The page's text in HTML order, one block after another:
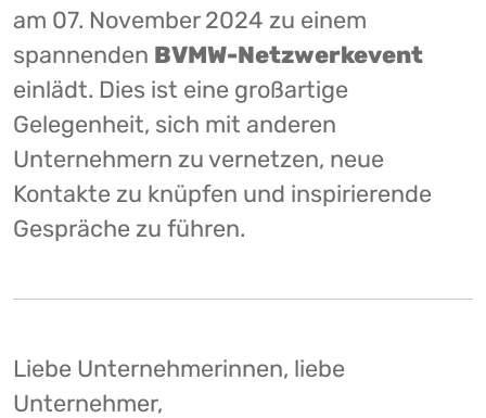
am 07. November 2024 zu einem
spannenden BVMW-Netzwerkevent
einlädt. Dies ist eine großartige
Gelegenheit, sich mit anderen
Unternehmern zu vernetzen, neue
Kontakte zu knüpfen und inspirierende
Gespräche zu führen.
Liebe Unternehmerinnen, liebe
Unternehmer,